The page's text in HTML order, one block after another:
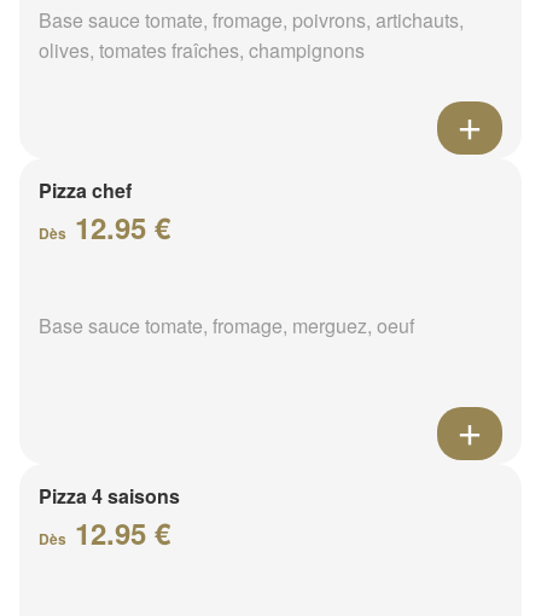
Base sauce tomate, fromage, poivrons, artichauts,
olives, tomates fraîches, champignons
Pizza chef
Dès 12.95 €
Base sauce tomate, fromage, merguez, oeuf
Pizza 4 saisons
Dès 12.95 €